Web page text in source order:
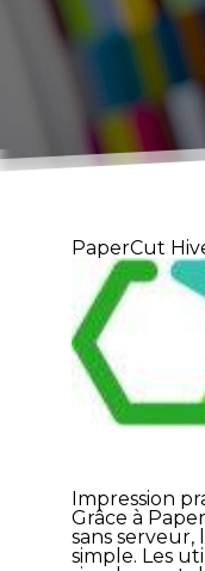
PaperCut
Impression
Grâce à
sans serveur,
simple. Les